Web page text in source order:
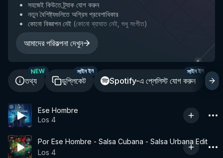
সহজেই কিউতে ট্র্যাক যোগ করুন
নতুন বৈশিষ্ট্যগুলিতে অগ্রিম প্রবেশাধিকার
কোনো বিজ্ঞাপন নেই (কোনো ব্যাঘাত নেই, শুধু সংগীত)
আমাদের পরিকল্পনা দেখুন
তথ্য
NEW
ডুপ্লিকেট
সাইন ইন
Spotify-এ প্লেলিস্ট যোগ করুন
সাইন ইন
Ese Hombre
Los 4
Por Ese Hombre - Salsa Cubana - Salsa Urbana Edit
Los 4